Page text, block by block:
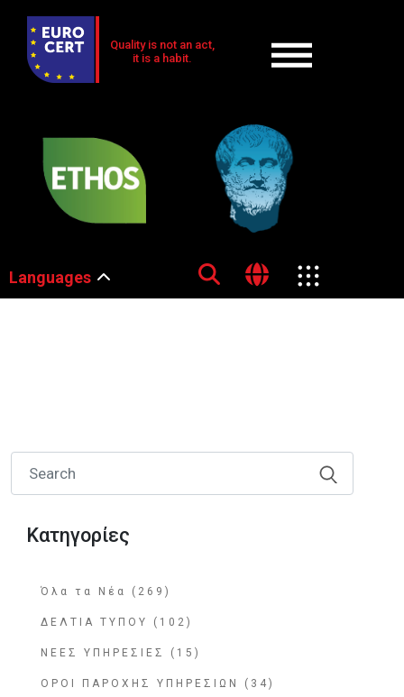
Quality is not an act,
it is a habit.
Languages
Κατηγορίες
Όλα τα Νέα (269)
ΔΕΛΤΙΑ ΤΥΠΟΥ (102)
ΝΕΕΣ ΥΠΗΡΕΣΙΕΣ (15)
ΟΡΟΙ ΠΑΡΟΧΗΣ ΥΠΗΡΕΣΙΩΝ (34)